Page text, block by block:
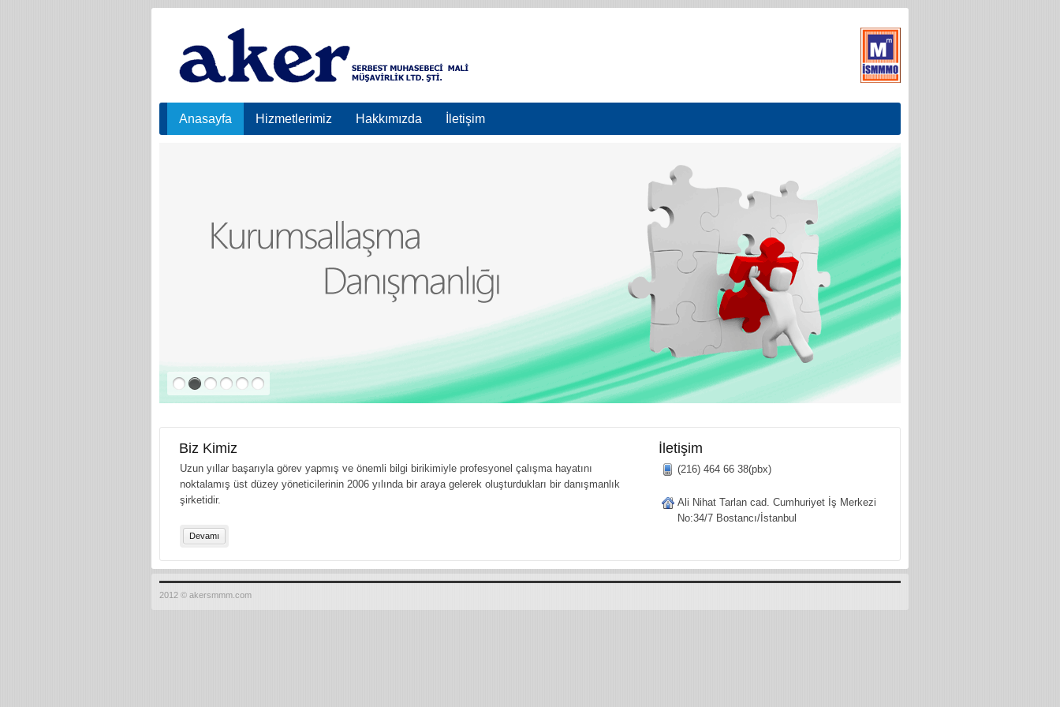
Anasayfa Hizmetlerimiz Hakkımızda İletişim
Biz Kimiz
Uzun yıllar başarıyla görev yapmış ve önemli bilgi birikimiyle profesyonel çalışma hayatını
noktalamış üst düzey yöneticilerinin 2006 yılında bir araya gelerek oluşturdukları bir danışmanlık
şirketidir.
Devamı
İletişim
(216) 464 66 38(pbx)
Ali Nihat Tarlan cad. Cumhuriyet İş Merkezi
No:34/7 Bostancı/İstanbul
2012 © akersmmm.com